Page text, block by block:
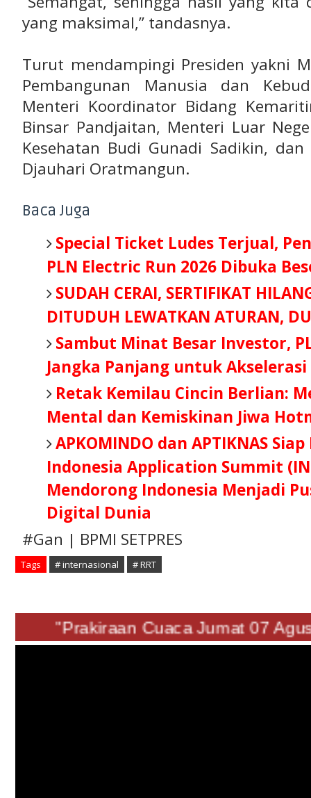
yang maksimal,” tandasnya.
Turut mendampingi Presiden yakni
Pembangunan Manusia dan
Menteri Koordinator Bidang
Binsar Pandjaitan, Menteri Luar
Kesehatan Budi Gunadi Sadikin,
Djauhari Oratmangun.
Baca Juga
Special Ticket Ludes Terjual,
PLN Electric Run 2026 Dibuka
SUDAH CERAI, SERTIFIKAT
DITUDUH LEWATKAN ATURAN,
Sambut Minat Besar Investor,
Jangka Panjang untuk Akselerasi
Retak Kemilau Cincin Berlian:
Mental dan Kemiskinan Jiwa
APKOMINDO dan APTIKNAS
Indonesia Application Summit
Mendorong Indonesia Menjadi
Digital Dunia
#Gan | BPMI SETPRES
Tags # internasional # RRT
"Prakiraan Cuaca Jumat 07